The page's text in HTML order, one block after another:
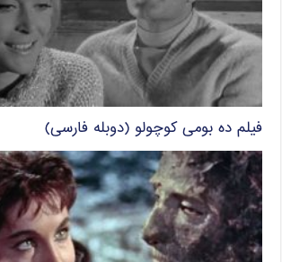
فیلم ده بومی کوچولو (دوبله فارسی)